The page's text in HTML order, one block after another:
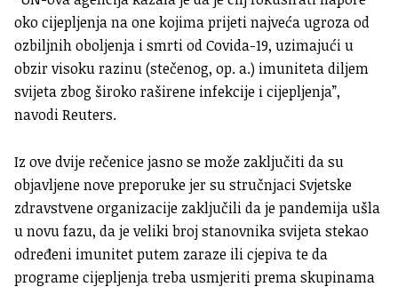
oko cijepljenja na one kojima prijeti najveća ugroza od
ozbiljnih oboljenja i smrti od Covida-19, uzimajući u
obzir visoku razinu (stečenog, op. a.) imuniteta diljem
svijeta zbog široko raširene infekcije i cijepljenja”,
navodi Reuters.
Iz ove dvije rečenice jasno se može zaključiti da su
objavljene nove preporuke jer su stručnjaci Svjetske
zdravstvene organizacije zaključili da je pandemija ušla
u novu fazu, da je veliki broj stanovnika svijeta stekao
određeni imunitet putem zaraze ili cjepiva te da
programe cijepljenja treba usmjeriti prema skupinama